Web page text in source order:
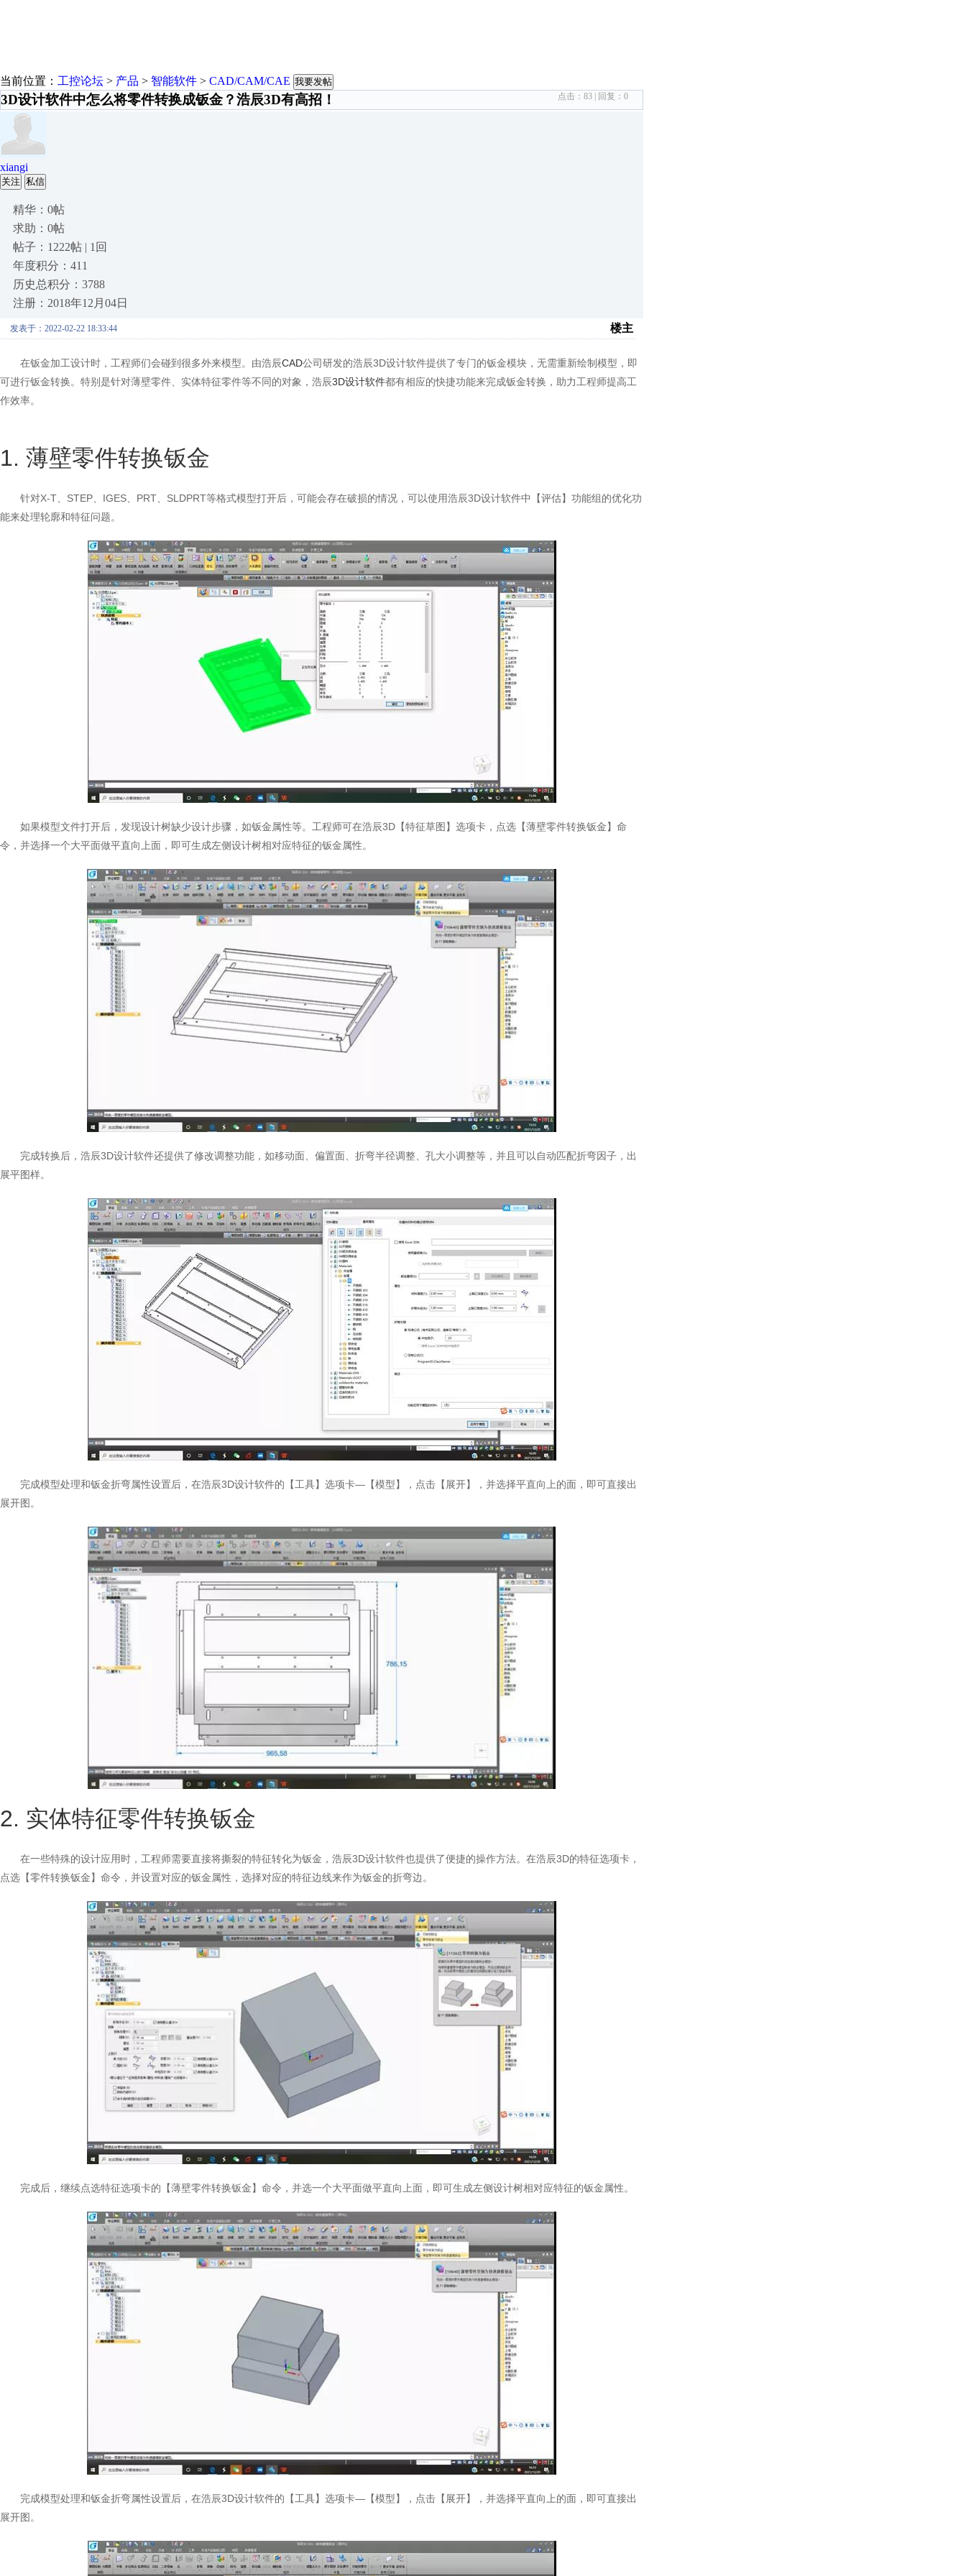
当前位置： 工控论坛 > 产品 > 智能软件 > CAD/CAM/CAE 我要发帖
3D设计软件中怎么将零件转换成钣金？浩辰3D有高招！ 点击： 83 | 回复： 0
xiangi
关注 私信
精华：0帖
求助：0帖
帖子：1222帖 | 1回
年度积分：411
历史总积分：3788
注册：2018年12月04日
发表于：2022-02-22 18:33:44 楼主
在钣金加工设计时，工程师们会碰到很多外来模型。由浩辰CAD公司研发的浩辰3D设计软件提供了专门的钣金模块，无需重新绘制模型，即
可进行钣金转换。特别是针对薄壁零件、实体特征零件等不同的对象，浩辰3D设计软件都有相应的快捷功能来完成钣金转换，助力工程师提高工
作效率。
1. 薄壁零件转换钣金
针对X-T、STEP、IGES、PRT、SLDPRT等格式模型打开后，可能会存在破损的情况，可以使用浩辰3D设计软件中【评估】功能组的优化功
能来处理轮廓和特征问题。
如果模型文件打开后，发现设计树缺少设计步骤，如钣金属性等。工程师可在浩辰3D【特征草图】选项卡，点选【薄壁零件转换钣金】命
令，并选择一个大平面做平直向上面，即可生成左侧设计树相对应特征的钣金属性。
完成转换后，浩辰3D设计软件还提供了修改调整功能，如移动面、偏置面、折弯半径调整、孔大小调整等，并且可以自动匹配折弯因子，出
展平图样。
完成模型处理和钣金折弯属性设置后，在浩辰3D设计软件的【工具】选项卡—【模型】，点击【展开】，并选择平直向上的面，即可直接出
展开图。
2. 实体特征零件转换钣金
在一些特殊的设计应用时，工程师需要直接将撕裂的特征转化为钣金，浩辰3D设计软件也提供了便捷的操作方法。在浩辰3D的特征选项卡，
点选【零件转换钣金】命令，并设置对应的钣金属性，选择对应的特征边线来作为钣金的折弯边。
完成后，继续点选特征选项卡的【薄壁零件转换钣金】命令，并选一个大平面做平直向上面，即可生成左侧设计树相对应特征的钣金属性。
完成模型处理和钣金折弯属性设置后，在浩辰3D设计软件的【工具】选项卡—【模型】，点击【展开】，并选择平直向上的面，即可直接出
展开图。